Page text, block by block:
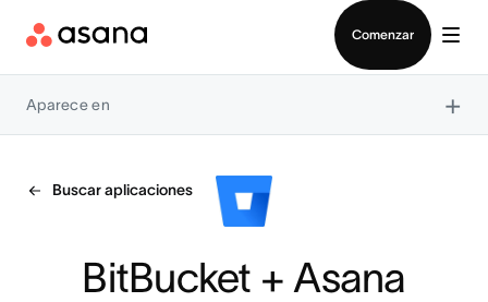
Comenzar
Aparece en ×
Buscar aplicaciones
BitBucket + Asana